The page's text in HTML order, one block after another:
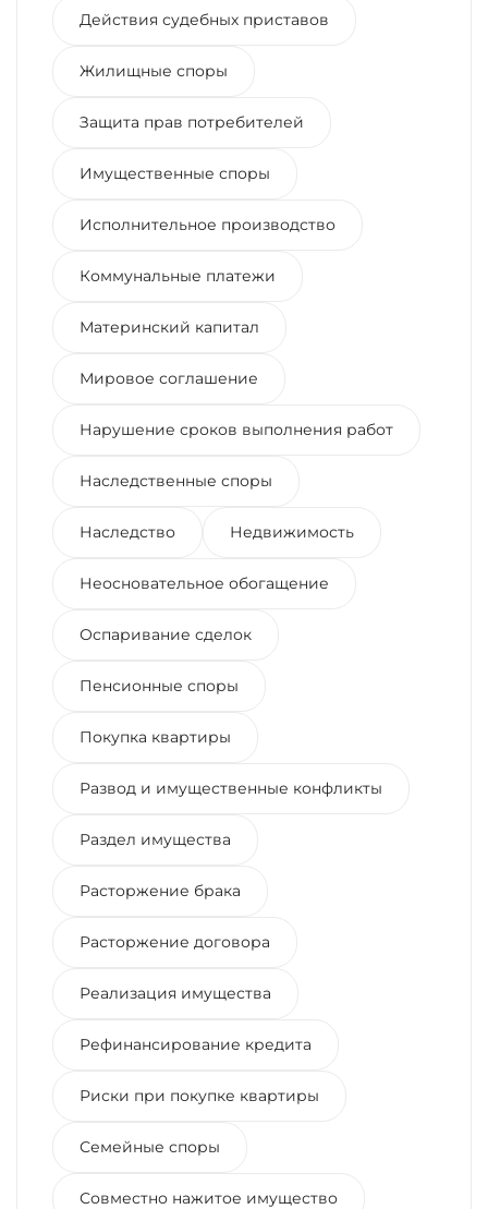
Действия судебных приставов
Жилищные споры
Защита прав потребителей
Имущественные споры
Исполнительное производство
Коммунальные платежи
Материнский капитал
Мировое соглашение
Нарушение сроков выполнения работ
Наследственные споры
Наследство Недвижимость
Неосновательное обогащение
Оспаривание сделок
Пенсионные споры
Покупка квартиры
Развод и имущественные конфликты
Раздел имущества
Расторжение брака
Расторжение договора
Реализация имущества
Рефинансирование кредита
Риски при покупке квартиры
Семейные споры
Совместно нажитое имущество